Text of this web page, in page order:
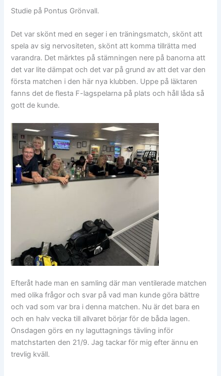
Studie på Pontus Grönvall.
Det var skönt med en seger i en träningsmatch, skönt att
spela av sig nervositeten, skönt att komma tillrätta med
varandra. Det märktes på stämningen nere på banorna att
det var lite dämpat och det var på grund av att det var den
första matchen i den här nya klubben. Uppe på läktaren
fanns det de flesta F-lagspelarna på plats och håll låda så
gott de kunde.
Efteråt hade man en samling där man ventilerade matchen
med olika frågor och svar på vad man kunde göra bättre
och vad som var bra i denna matchen. Nu är det bara en
och en halv vecka till allvaret börjar för de båda lagen.
Onsdagen görs en ny laguttagnings tävling inför
matchstarten den 21/9. Jag tackar för mig efter ännu en
trevlig kväll.